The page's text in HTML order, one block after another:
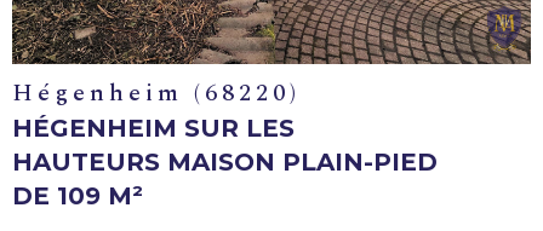
Hégenheim (68220)
HÉGENHEIM SUR LES
HAUTEURS MAISON PLAIN-PIED
DE 109 M²